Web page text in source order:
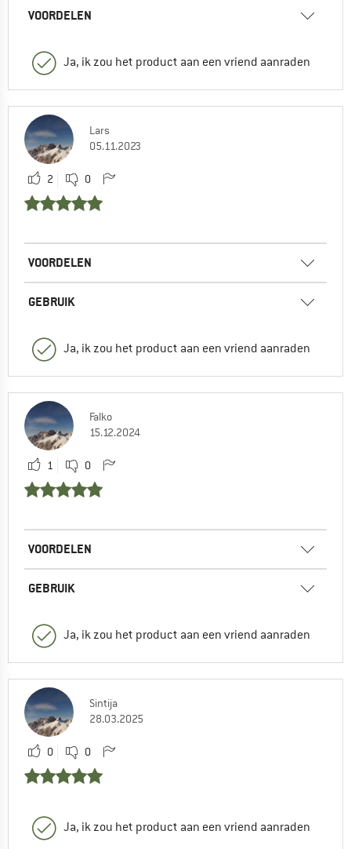
VOORDELEN
Ja, ik zou het product aan een vriend aanraden
Lars
05.11.2023
2 0
VOORDELEN
GEBRUIK
Ja, ik zou het product aan een vriend aanraden
Falko
15.12.2024
1 0
VOORDELEN
GEBRUIK
Ja, ik zou het product aan een vriend aanraden
Sintija
28.03.2025
0 0
Ja, ik zou het product aan een vriend aanraden